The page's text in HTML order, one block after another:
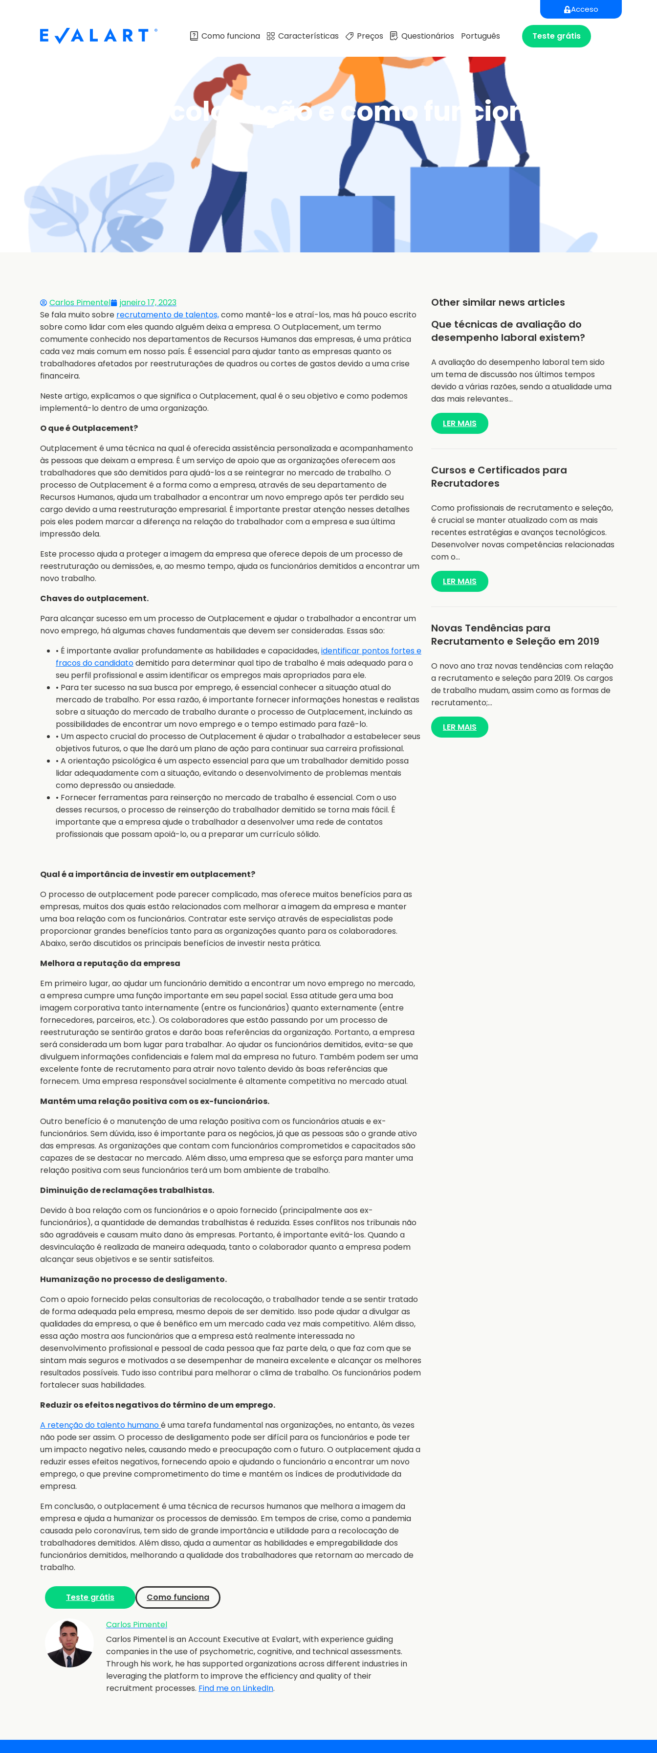
Acceso
Como funciona Características Preços Questionários Português Teste grátis
O que é recolocação e como funciona?
Carlos Pimentel
janeiro 17, 2023
Se fala muito sobre recrutamento de talentos,como mantê-los e atraí-los, mas há pouco escrito
sobre como lidar com eles quando alguém deixa a empresa. O Outplacement, um termo
comumente conhecido nos departamentos de Recursos Humanos das empresas, é uma prática
cada vez mais comum em nosso país. É essencial para ajudar tanto as empresas quanto os
trabalhadores afetados por reestruturações de quadros ou cortes de gastos devido a uma crise
financeira.
Neste artigo, explicamos o que significa o Outplacement, qual é o seu objetivo e como podemos
implementá-lo dentro de uma organização.
O que é Outplacement?
Outplacement é uma técnica na qual é oferecida assistência personalizada e acompanhamento
às pessoas que deixam a empresa. É um serviço de apoio que as organizações oferecem aos
trabalhadores que são demitidos para ajudá-los a se reintegrar no mercado de trabalho. O
processo de Outplacement é a forma como a empresa, através de seu departamento de
Recursos Humanos, ajuda um trabalhador a encontrar um novo emprego após ter perdido seu
cargo devido a uma reestruturação empresarial. É importante prestar atenção nesses detalhes
pois eles podem marcar a diferença na relação do trabalhador com a empresa e sua última
impressão dela.
Este processo ajuda a proteger a imagem da empresa que oferece depois de um processo de
reestruturação ou demissões, e, ao mesmo tempo, ajuda os funcionários demitidos a encontrar um
novo trabalho.
Chaves do outplacement.
Para alcançar sucesso em um processo de Outplacement e ajudar o trabalhador a encontrar um
novo emprego, há algumas chaves fundamentais que devem ser consideradas. Essas são:
• É importante avaliar profundamente as habilidades e capacidades,identificar pontos fortes e
fracos do candidatodemitido para determinar qual tipo de trabalho é mais adequado para o
seu perfil profissional e assim identificar os empregos mais apropriados para ele.
• Para ter sucesso na sua busca por emprego, é essencial conhecer a situação atual do
mercado de trabalho. Por essa razão, é importante fornecer informações honestas e realistas
sobre a situação do mercado de trabalho durante o processo de Outplacement, incluindo as
possibilidades de encontrar um novo emprego e o tempo estimado para fazê-lo.
• Um aspecto crucial do processo de Outplacement é ajudar o trabalhador a estabelecer seus
objetivos futuros, o que lhe dará um plano de ação para continuar sua carreira profissional.
• A orientação psicológica é um aspecto essencial para que um trabalhador demitido possa
lidar adequadamente com a situação, evitando o desenvolvimento de problemas mentais
como depressão ou ansiedade.
• Fornecer ferramentas para reinserção no mercado de trabalho é essencial. Com o uso
desses recursos, o processo de reinserção do trabalhador demitido se torna mais fácil. É
importante que a empresa ajude o trabalhador a desenvolver uma rede de contatos
profissionais que possam apoiá-lo, ou a preparar um currículo sólido.
Qual é a importância de investir em outplacement?
O processo de outplacement pode parecer complicado, mas oferece muitos benefícios para as
empresas, muitos dos quais estão relacionados com melhorar a imagem da empresa e manter
uma boa relação com os funcionários. Contratar este serviço através de especialistas pode
proporcionar grandes benefícios tanto para as organizações quanto para os colaboradores.
Abaixo, serão discutidos os principais benefícios de investir nesta prática.
Melhora a reputação da empresa
Em primeiro lugar, ao ajudar um funcionário demitido a encontrar um novo emprego no mercado,
a empresa cumpre uma função importante em seu papel social. Essa atitude gera uma boa
imagem corporativa tanto internamente (entre os funcionários) quanto externamente (entre
fornecedores, parceiros, etc.). Os colaboradores que estão passando por um processo de
reestruturação se sentirão gratos e darão boas referências da organização. Portanto, a empresa
será considerada um bom lugar para trabalhar. Ao ajudar os funcionários demitidos, evita-se que
divulguem informações confidenciais e falem mal da empresa no futuro. Também podem ser uma
excelente fonte de recrutamento para atrair novo talento devido às boas referências que
fornecem. Uma empresa responsável socialmente é altamente competitiva no mercado atual.
Mantém uma relação positiva com os ex-funcionários.
Outro benefício é o manutenção de uma relação positiva com os funcionários atuais e ex-
funcionários. Sem dúvida, isso é importante para os negócios, já que as pessoas são o grande ativo
das empresas. As organizações que contam com funcionários comprometidos e capacitados são
capazes de se destacar no mercado. Além disso, uma empresa que se esforça para manter uma
relação positiva com seus funcionários terá um bom ambiente de trabalho.
Diminuição de reclamações trabalhistas.
Devido à boa relação com os funcionários e o apoio fornecido (principalmente aos ex-
funcionários), a quantidade de demandas trabalhistas é reduzida. Esses conflitos nos tribunais não
são agradáveis e causam muito dano às empresas. Portanto, é importante evitá-los. Quando a
desvinculação é realizada de maneira adequada, tanto o colaborador quanto a empresa podem
alcançar seus objetivos e se sentir satisfeitos.
Humanização no processo de desligamento.
Com o apoio fornecido pelas consultorias de recolocação, o trabalhador tende a se sentir tratado
de forma adequada pela empresa, mesmo depois de ser demitido. Isso pode ajudar a divulgar as
qualidades da empresa, o que é benéfico em um mercado cada vez mais competitivo. Além disso,
essa ação mostra aos funcionários que a empresa está realmente interessada no
desenvolvimento profissional e pessoal de cada pessoa que faz parte dela, o que faz com que se
sintam mais seguros e motivados a se desempenhar de maneira excelente e alcançar os melhores
resultados possíveis. Tudo isso contribui para melhorar o clima de trabalho. Os funcionários podem
fortalecer suas habilidades.
Reduzir os efeitos negativos do término de um emprego.
A retenção do talento humanoé uma tarefa fundamental nas organizações, no entanto, às vezes
não pode ser assim. O processo de desligamento pode ser difícil para os funcionários e pode ter
um impacto negativo neles, causando medo e preocupação com o futuro. O outplacement ajuda a
reduzir esses efeitos negativos, fornecendo apoio e ajudando o funcionário a encontrar um novo
emprego, o que previne comprometimento do time e mantém os índices de produtividade da
empresa.
Em conclusão, o outplacement é uma técnica de recursos humanos que melhora a imagem da
empresa e ajuda a humanizar os processos de demissão. Em tempos de crise, como a pandemia
causada pelo coronavírus, tem sido de grande importância e utilidade para a recolocação de
trabalhadores demitidos. Além disso, ajuda a aumentar as habilidades e empregabilidade dos
funcionários demitidos, melhorando a qualidade dos trabalhadores que retornam ao mercado de
trabalho.
Teste grátis Como funciona
Carlos Pimentel
Carlos Pimentel is an Account Executive at Evalart, with experience guiding
companies in the use of psychometric, cognitive, and technical assessments.
Through his work, he has supported organizations across different industries in
leveraging the platform to improve the efficiency and quality of their
recruitment processes. Find me on LinkedIn.
Other similar news articles
Que técnicas de avaliação do
desempenho laboral existem?
A avaliação do desempenho laboral tem sido
um tema de discussão nos últimos tempos
devido a várias razões, sendo a atualidade uma
das mais relevantes…
LER MAIS
Cursos e Certificados para
Recrutadores
Como profissionais de recrutamento e seleção,
é crucial se manter atualizado com as mais
recentes estratégias e avanços tecnológicos.
Desenvolver novas competências relacionadas
com o…
LER MAIS
Novas Tendências para
Recrutamento e Seleção em 2019
O novo ano traz novas tendências com relação
a recrutamento e seleção para 2019. Os cargos
de trabalho mudam, assim como as formas de
recrutamento;…
LER MAIS